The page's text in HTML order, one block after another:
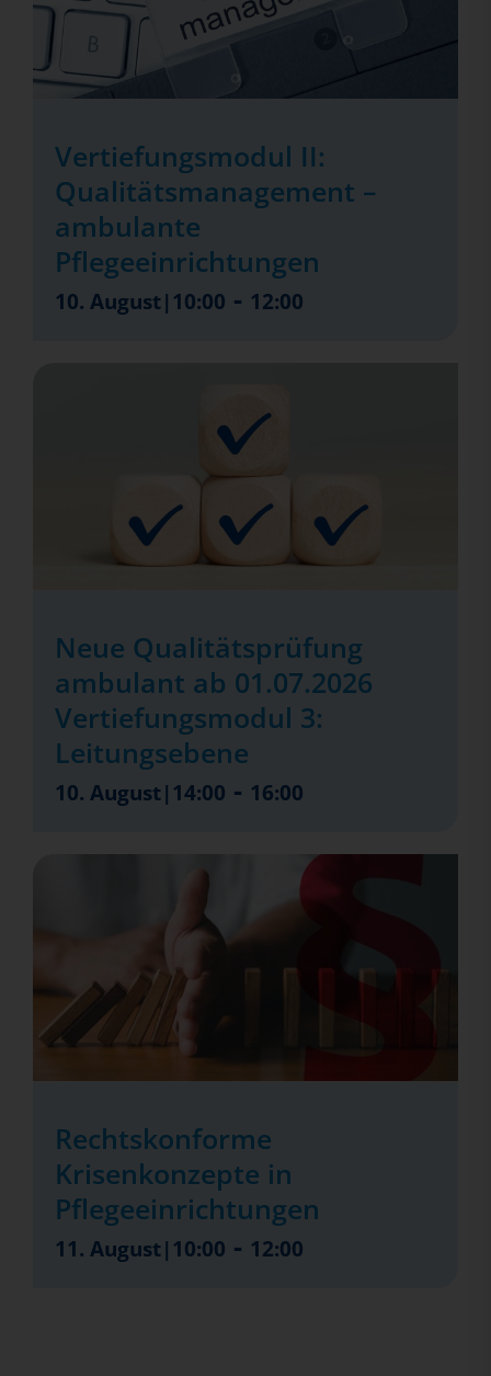
Vertiefungsmodul II:
Qualitätsmanagement –
ambulante
Pflegeeinrichtungen
10. August|10:00 - 12:00
Neue Qualitätsprüfung
ambulant ab 01.07.2026
Vertiefungsmodul 3:
Leitungsebene
10. August|14:00 - 16:00
Rechtskonforme
Krisenkonzepte in
Pflegeeinrichtungen
11. August|10:00 - 12:00